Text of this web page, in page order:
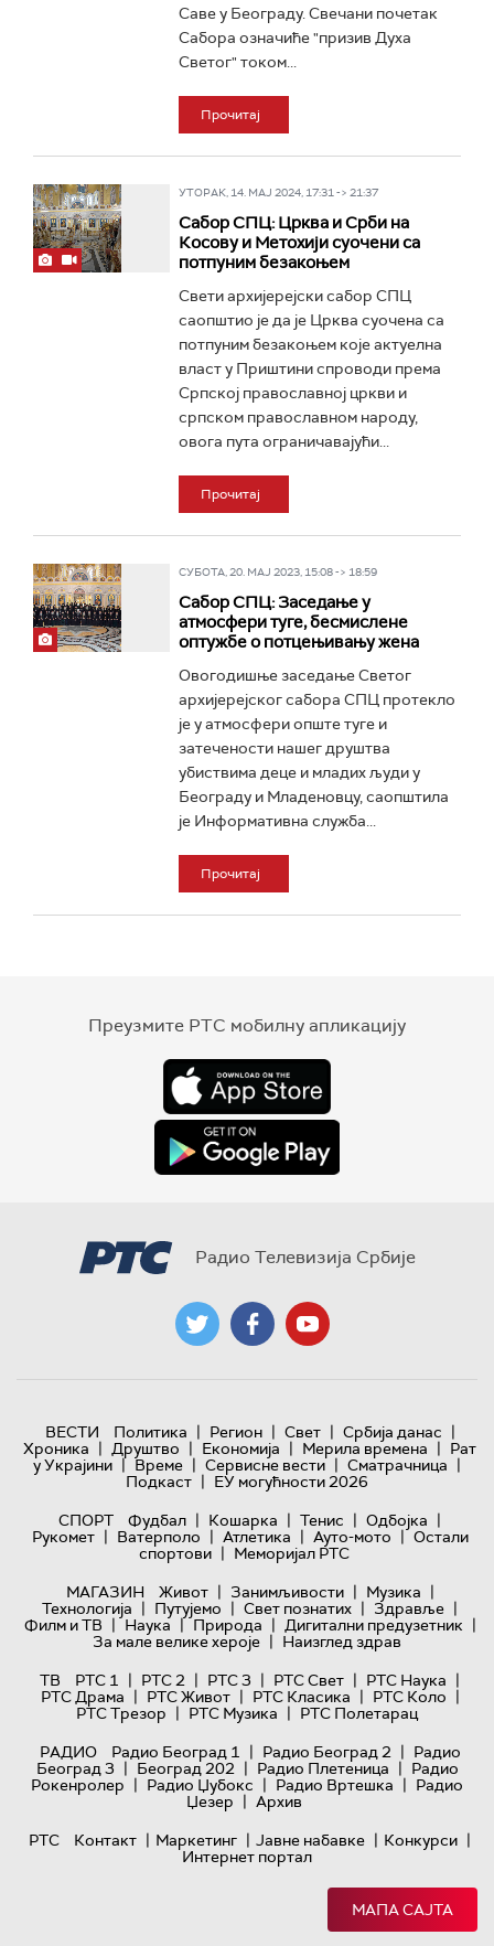
Саве у Београду. Свечани почетак
Сабора означиће "призив Духа
Светог" током...
Прочитај
УТОРАК, 14. МАЈ 2024, 17:31 -> 21:37
Сабор СПЦ: Црква и Срби на
Косову и Метохији суочени са
потпуним безакоњем
Свети архијерејски сабор СПЦ
саопштио је да је Црква суочена са
потпуним безакоњем које актуелна
власт у Приштини спроводи према
Српској православној цркви и
српском православном народу,
овога пута ограничавајући...
Прочитај
СУБОТА, 20. МАЈ 2023, 15:08 -> 18:59
Сабор СПЦ: Заседање у
атмосфери туге, бесмислене
оптужбе о потцењивању жена
Овогодишње заседање Светог
архијерејског сабора СПЦ протекло
је у атмосфери опште туге и
затечености нашег друштва
убиствима деце и младих људи у
Београду и Младеновцу, саопштила
је Информативна служба...
Прочитај
Преузмите РТС мобилну апликацију
Радио Телевизија Србије
ВЕСТИ Политика | Регион | Свет | Србија данас |
Хроника | Друштво | Економија | Мерила времена | Рат
у Украјини | Време | Сервисне вести | Сматрачница |
Подкаст | ЕУ могућности 2026
СПОРТ
Фудбал | Кошарка | Тенис | Одбојка |
Рукомет | Ватерполо | Атлетика | Ауто-мото | Остали
спортови | Меморијал РТС
МАГАЗИН
Живот | Занимљивости | Музика |
Технологијa | Путујемо | Свет познатих | Здравље |
Филм и ТВ | Наука | Природа | Дигитални предузетник |
За мале велике хероје | Наизглед здрав
ТВ
РТС 1 | РТС 2 | РТС 3 | РТС Свет | РТС Наука |
РТС Драма | РТС Живот | РТС Класика | РТС Коло |
РТС Трезор | РТС Музика | РТС Полетарац
РАДИО
Радио Београд 1 | Радио Београд 2 | Радио
Београд 3 | Београд 202 | Радио Плетеница | Радио
Рокенролер | Радио Џубокс | Радио Вртешка | Радио
Џезер | Архив
РТС
Контакт | Маркетинг | Јавне набавке | Конкурси |
Интернет портал
МАПА САЈТА